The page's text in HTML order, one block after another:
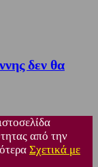
δεν θα
από την
Σχετικά με